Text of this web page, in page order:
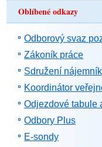
Oblíbené odkazy
Odborový svaz
Zákoník práce
Sdružení
Koordinátor
Odjezdové tabule
Odbory Plus
E-sondy